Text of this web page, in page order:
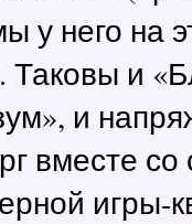
у него на
Таковы и
и
вместе
игры-